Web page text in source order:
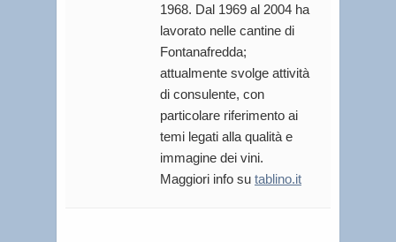
1968. Dal 1969 al 2004 ha
lavorato nelle cantine di
Fontanafredda;
attualmente svolge attività
di consulente, con
particolare riferimento ai
temi legati alla qualità e
immagine dei vini.
Maggiori info su tablino.it